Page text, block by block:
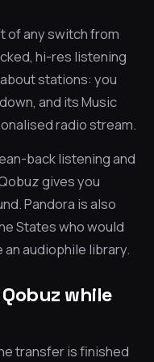
of any switch from
hi-res listening
stations: you
and its Music
radio stream.
back listening and
gives you
Pandora is also
States who would
audiophile library.
while
transfer is finished